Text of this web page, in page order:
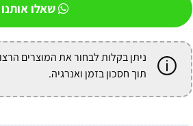
שאלו
ניתן בקלות לבחור את המוצרים
תוך חסכון בזמן ואנרגיה.